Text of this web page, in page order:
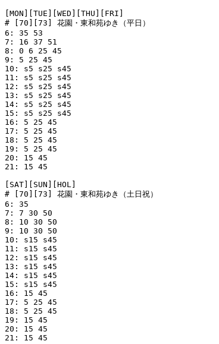
[MON][TUE][WED][THU][FRI]
# [70][73] 花園・東和苑ゆき（平日）
6: 35 53
7: 16 37 51
8: 0 6 25 45
9: 5 25 45
10: s5 s25 s45
11: s5 s25 s45
12: s5 s25 s45
13: s5 s25 s45
14: s5 s25 s45
15: s5 s25 s45
16: 5 25 45
17: 5 25 45
18: 5 25 45
19: 5 25 45
20: 15 45
21: 15 45
[SAT][SUN][HOL]
# [70][73] 花園・東和苑ゆき（土日祝）
6: 35
7: 7 30 50
8: 10 30 50
9: 10 30 50
10: s15 s45
11: s15 s45
12: s15 s45
13: s15 s45
14: s15 s45
15: s15 s45
16: 15 45
17: 5 25 45
18: 5 25 45
19: 15 45
20: 15 45
21: 15 45